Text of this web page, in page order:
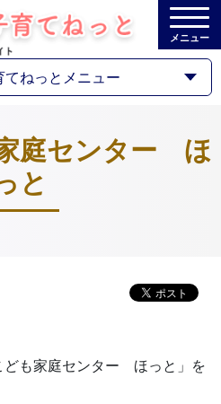
メニュー
てねっとメニュー
庭センター ほ
と
ども家庭センター ほっと」を